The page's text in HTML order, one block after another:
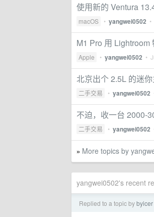
使用新的 Ventura
macOS • yangwei0502 •
M1 Pro 用 Lightroom
Apple • yangwei0502 •
北京出个 2.5L 的迷
二手交易 • yangwei0502
不迫，收一台 2000-
二手交易 • yangwei0502
» More topics by
yangwei0502's recent
Replied to a topic bybyicer